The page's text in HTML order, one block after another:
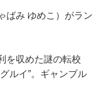
ばみ ゆめこ）がラン
を収めた謎の転校
ルイ”。ギャンブル